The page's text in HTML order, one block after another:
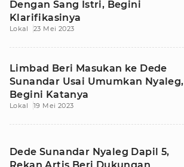
Dengan Sang Istri, Begini
Klarifikasinya
Lokal 23 Mei 2023
Limbad Beri Masukan ke Dede
Sunandar Usai Umumkan Nyaleg,
Begini Katanya
Lokal 19 Mei 2023
Dede Sunandar Nyaleg Dapil 5,